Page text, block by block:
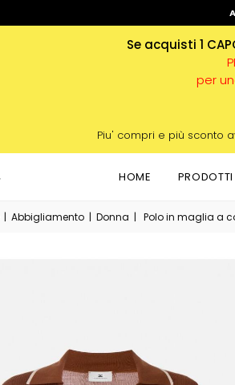
Se acquisti 1
per
Piu' compri e più sconto
HOME PRODOTTI
| Abbigliamento | Donna | Polo in maglia a